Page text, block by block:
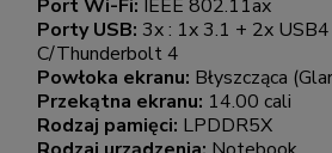
Port Wi-Fi: IEEE 802.11ax
Porty USB: 3x : 1x 3.1 + 2x
C/Thunderbolt 4
Powłoka ekranu: Błyszcząca
Przekątna ekranu: 14.00 cali
Rodzaj pamięci: LPDDR5X